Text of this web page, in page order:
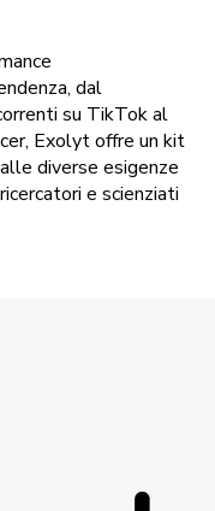
dal
su TikTok al
Exolyt offre un kit
diverse esigenze
e scienziati